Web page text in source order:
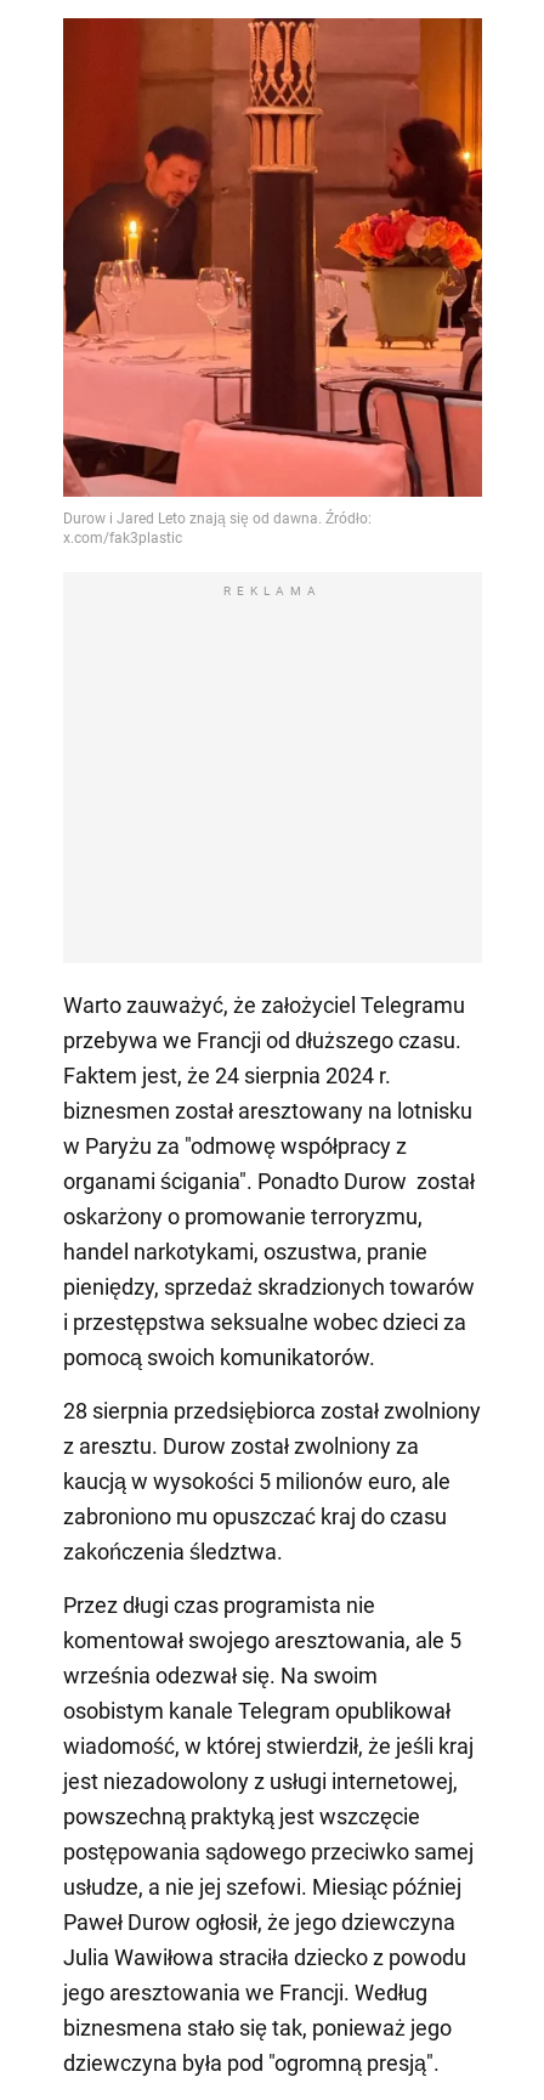
REKLAMA
Warto zauważyć, że założyciel Telegramu
przebywa we Francji od dłuższego czasu.
Faktem jest, że 24 sierpnia 2024 r.
biznesmen został aresztowany na lotnisku
w Paryżu za "odmowę współpracy z
organami ścigania". Ponadto Durow został
oskarżony o promowanie terroryzmu,
handel narkotykami, oszustwa, pranie
pieniędzy, sprzedaż skradzionych towarów
i przestępstwa seksualne wobec dzieci za
pomocą swoich komunikatorów.
28 sierpnia przedsiębiorca został zwolniony
z aresztu. Durow został zwolniony za
kaucją w wysokości 5 milionów euro, ale
zabroniono mu opuszczać kraj do czasu
zakończenia śledztwa.
Przez długi czas programista nie
komentował swojego aresztowania, ale 5
września odezwał się. Na swoim
osobistym kanale Telegram opublikował
wiadomość, w której stwierdził, że jeśli kraj
jest niezadowolony z usługi internetowej,
powszechną praktyką jest wszczęcie
postępowania sądowego przeciwko samej
usłudze, a nie jej szefowi. Miesiąc później
Paweł Durow ogłosił, że jego dziewczyna
Julia Wawiłowa straciła dziecko z powodu
jego aresztowania we Francji. Według
biznesmena stało się tak, ponieważ jego
dziewczyna była pod "ogromną presją".